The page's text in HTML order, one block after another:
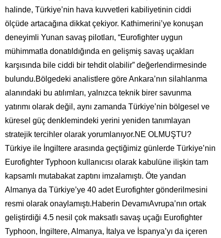
halinde, Türkiye’nin hava kuvvetleri kabiliyetinin ciddi
ölçüde artacağına dikkat çekiyor. Kathimerini’ye konuşan
deneyimli Yunan savaş pilotları, “Eurofighter uygun
mühimmatla donatıldığında en gelişmiş savaş uçakları
karşısında bile ciddi bir tehdit olabilir” değerlendirmesinde
bulundu.Bölgedeki analistlere göre Ankara’nın silahlanma
alanındaki bu atılımları, yalnızca teknik birer savunma
yatırımı olarak değil, aynı zamanda Türkiye’nin bölgesel ve
küresel güç denklemindeki yerini yeniden tanımlayan
stratejik tercihler olarak yorumlanıyor.NE OLMUŞTU?
Türkiye ile İngiltere arasında geçtiğimiz günlerde Türkiye’nin
Eurofighter Typhoon kullanıcısı olarak kabulüne ilişkin tam
kapsamlı mutabakat zaptını imzalamıştı. Öte yandan
Almanya da Türkiye’ye 40 adet Eurofighter gönderilmesini
resmi olarak onaylamıştı.Haberin DevamıAvrupa’nın ortak
geliştirdiği 4.5 nesil çok maksatlı savaş uçağı Eurofighter
Typhoon, İngiltere, Almanya, İtalya ve İspanya’yı da içeren